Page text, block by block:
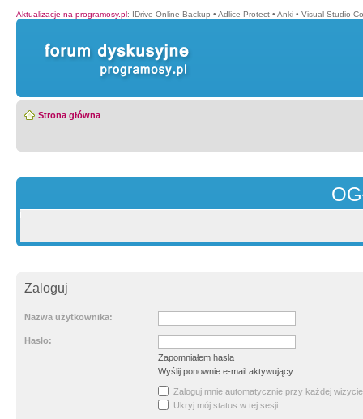
Aktualizacje na programosy.pl: IDrive Online Backup • Adlice Protect • Anki • Visual Studio
Strona główna
Zaloguj
Nazwa użytkownika:
Hasło:
Zapomniałem hasła
Wyślij ponownie e-mail aktywujący
Zaloguj mnie automatycznie przy każdej wizycie
Ukryj mój status w tej sesji